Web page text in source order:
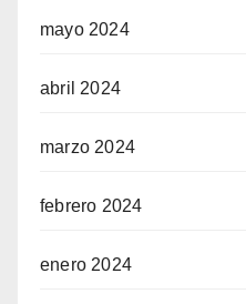
mayo 2024
abril 2024
marzo 2024
febrero 2024
enero 2024